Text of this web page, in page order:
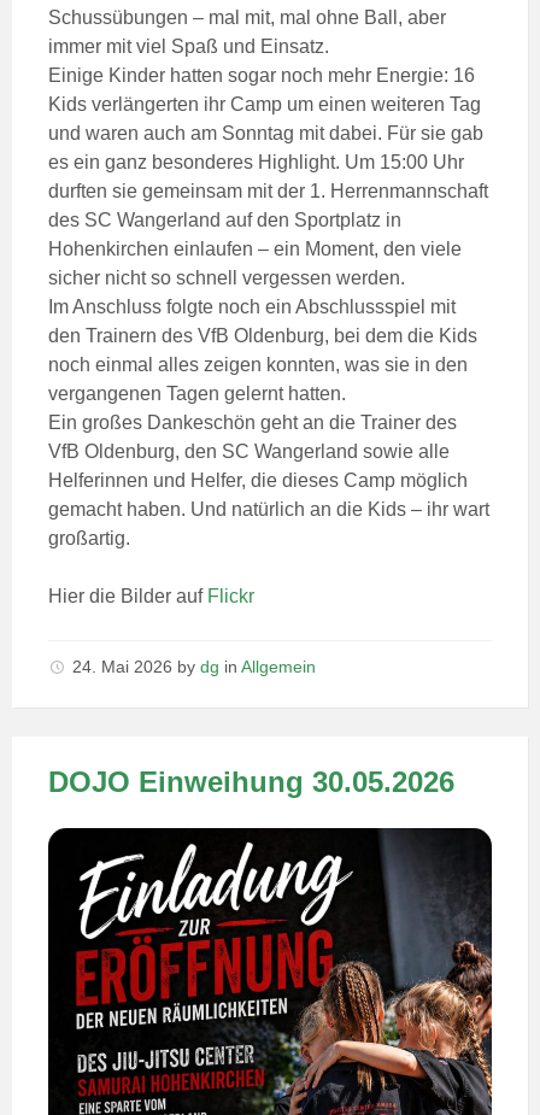
Schussübungen – mal mit, mal ohne Ball, aber
immer mit viel Spaß und Einsatz.
Einige Kinder hatten sogar noch mehr Energie: 16
Kids verlängerten ihr Camp um einen weiteren Tag
und waren auch am Sonntag mit dabei. Für sie gab
es ein ganz besonderes Highlight. Um 15:00 Uhr
durften sie gemeinsam mit der 1. Herrenmannschaft
des SC Wangerland auf den Sportplatz in
Hohenkirchen einlaufen – ein Moment, den viele
sicher nicht so schnell vergessen werden.
Im Anschluss folgte noch ein Abschlussspiel mit
den Trainern des VfB Oldenburg, bei dem die Kids
noch einmal alles zeigen konnten, was sie in den
vergangenen Tagen gelernt hatten.
Ein großes Dankeschön geht an die Trainer des
VfB Oldenburg, den SC Wangerland sowie alle
Helferinnen und Helfer, die dieses Camp möglich
gemacht haben. Und natürlich an die Kids – ihr wart
großartig.
Hier die Bilder auf Flickr
24. Mai 2026 by dg in Allgemein
DOJO Einweihung 30.05.2026